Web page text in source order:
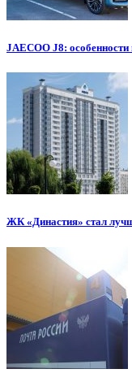
JAECOO J8:
ЖК «Династия» стал